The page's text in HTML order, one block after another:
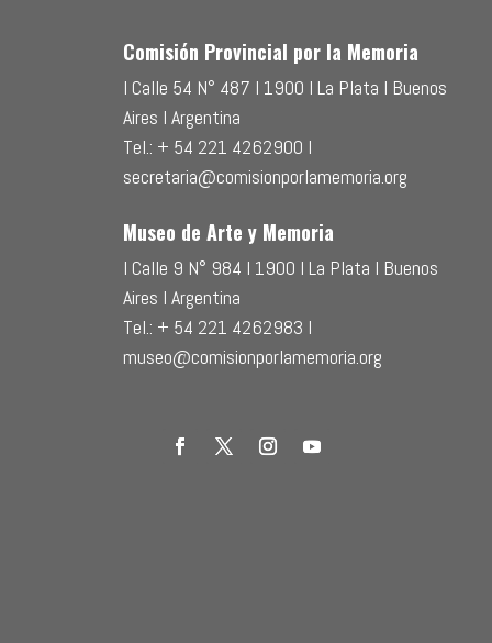
Comisión Provincial por la Memoria
l Calle 54 N° 487 l 1900 l La Plata l Buenos
Aires l Argentina
Tel.: + 54 221 4262900 l
secretaria@comisionporlamemoria.org
Museo de Arte y Memoria
l Calle 9 N° 984 l 1900 l La Plata l Buenos
Aires l Argentina
Tel.: + 54 221 4262983 l
museo@comisionporlamemoria.org